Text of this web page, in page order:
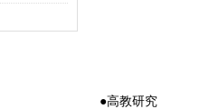
●高教研究